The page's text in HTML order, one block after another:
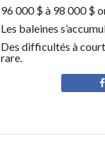
96 000 $ à 98 000 $
Les baleines
Des difficultés à
rare.